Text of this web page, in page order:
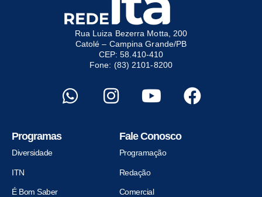
Rua Luiza Bezerra Motta, 200
Catolé – Campina Grande/PB
CEP: 58.410-410
Fone: (83) 2101-8200
Programas
Diversidade
ITN
É Bom Saber
Fale Conosco
Programação
Redação
Comercial